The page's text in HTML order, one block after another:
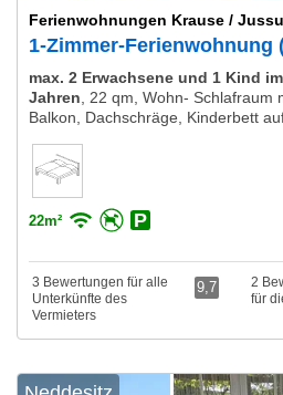
Ferienwohnungen Krause /
1-Zimmer-Ferienwohnung
max. 2 Erwachsene und 1 Kind
Jahren
22 qm, Wohn- Schlafraum
Balkon, Dachschräge, Kinderbett
22m²
3 Bewertungen für alle
Unterkünfte des
Vermieters
9,7
2
für